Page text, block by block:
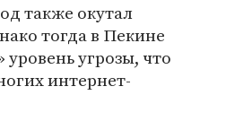
также окутал
тогда в Пекине
угрозы, что
интернет-